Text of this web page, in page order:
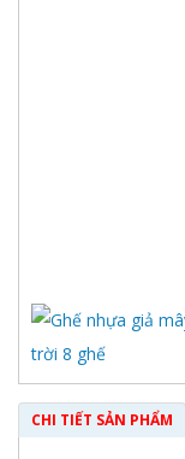
CHI TIẾT SẢN PHẨM